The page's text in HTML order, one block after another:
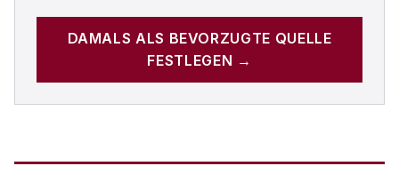
DAMALS ALS BEVORZUGTE QUELLE
FESTLEGEN →